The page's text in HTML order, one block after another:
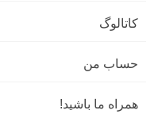
کاتالوگ
حساب من
همراه ما باشید!